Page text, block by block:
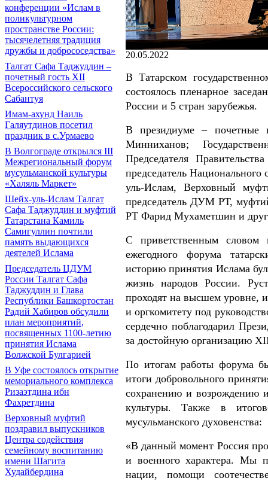
конференции «Ислам в
поликультурном
пространстве России:
тысячелетняя традиция
дружбы и добрососедства»
Талгат Сафа Таджуддин –
почетный гость XII
Всероссийского сельского
Сабантуя
Имам-ахунд Наиль
Галяутдинов посетил
праздник в с.Урмаево
В Волгограде открылся III
Межрегиональный форум
мусульманской культуры
«Халяль Маркет»
Шейх-уль-Ислам Талгат
Сафа Таджуддин и муфтий
Татарстана Камиль
Самигуллин почтили
память выдающихся
деятелей Ислама
Председатель ЦДУМ
России Талгат Сафа
Таджуддин и Глава
Республики Башкортостан
Радий Хабиров обсудили
план мероприятий,
посвященных 1100-летию
принятия Ислама
Волжской Булгарией
В Уфе состоялось открытие
мемориального комплекса
Ризаэтдина ибн
Фахретдина
Верховный муфтий
поздравил выпускников
Центра содействия
семейному воспитанию
имени Шагита
Худайбердина
20.05.2022
В Татарском
состоялось пленарное
России и 5 стран зарубежья.
В президиуме – почетные
Минниханов;
Председателя
председатель
уль-Ислам, Верховный
председатель ДУМ РТ,
РТ Фарид Мухаметшин и
С приветственным словом
ежегодного форума
историю принятия Ислама
жизнь народов России.
проходят на высшем уровне,
и оргкомитету под
сердечно поблагодарил
за достойную организацию
По итогам работы форума
итоги добровольного
сохранению и возрождению
культуры. Также в
мусульманского духовенства:
«В данный момент Россия
и военного характера. Мы
нации, помощи